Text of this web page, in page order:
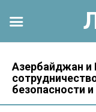
контенту
Азербайджан и
безопасности